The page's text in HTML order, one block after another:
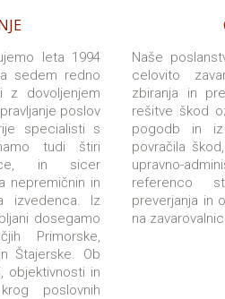
leta 1994
sedem redno
z dovoljenjem
poslov
specialisti s
tudi štiri
in sicer
nepremičnin in
izvedenca. Iz
dosegamo
Primorske,
Štajerske. Ob
objektivnosti in
poslovnih
Naše
celovito
zbiranja in
rešitve škod
pogodb in iz
povračila
upravno-
referenco
preverjanja in
na